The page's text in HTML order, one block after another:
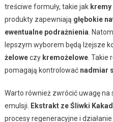
treściwe formuły, takie jak kremy
produkty zapewniają głębokie
ewentualne podrażnienia .
lepszym wyborem będą lżejsze
żeloweczy kremożelowe. Takie
pomagają kontrolować nadmiar
Warto również zwrócić uwagę na
emulsji.
Ekstrakt ze Śliwki
procesy regeneracyjne i